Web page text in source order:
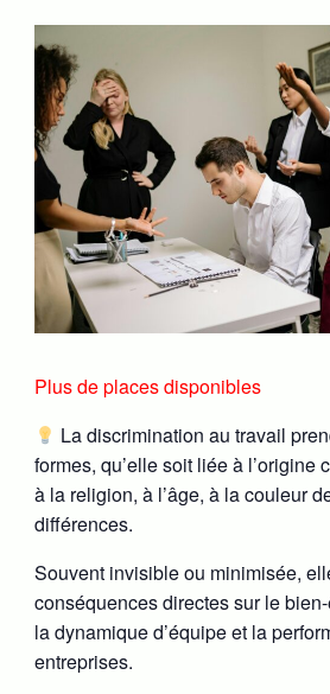
Plus de places disponibles
La discrimination au travail
formes, qu’elle soit liée à l’origine
à la religion, à l’âge, à la couleur
différences.
Souvent invisible ou minimisée,
conséquences directes sur le
la dynamique d’équipe et la
entreprises.